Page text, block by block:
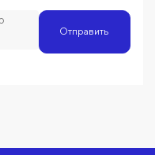
Отправить